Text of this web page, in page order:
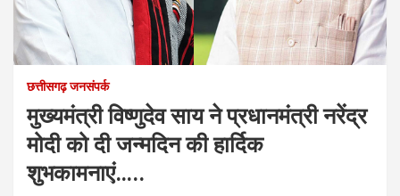
छत्तीसगढ़ जनसंपर्क
मुख्यमंत्री विष्णुदेव साय ने प्रधानमंत्री नरेंद्र
मोदी को दी जन्मदिन की हार्दिक
शुभकामनाएं…..